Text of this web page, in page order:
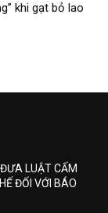
khi gạt bỏ lao
LUẬT CẤM
ĐỐI VỚI BÁO